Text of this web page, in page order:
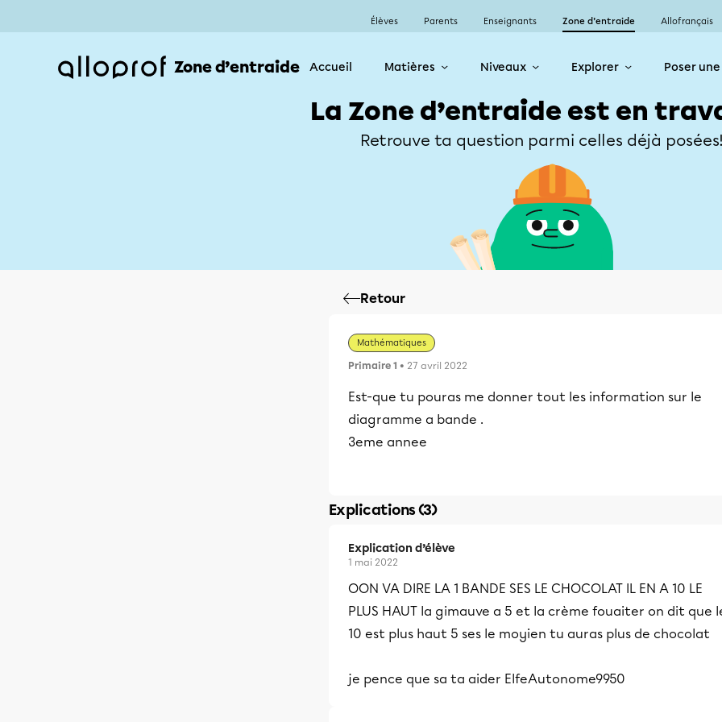
Élèves Parents Enseignants Zone d’entraide Allofrançais
Zone d’entraide Accueil Matières Niveaux Explorer Poser
La Zone d’entraide est en
Retrouve ta question parmi celles déjà
Retour
Mathématiques
Primaire 1 • 27 avril 2022
Est-que tu pouras me donner tout les information sur le
diagramme a bande .
3eme annee
Explications (3)
Explication d’élève
1 mai 2022
OON VA DIRE LA 1 BANDE SES LE CHOCOLAT IL EN A 10 LE
PLUS HAUT la gimauve a 5 et la crème fouaiter on dit que
10 est plus haut 5 ses le moyien tu auras plus de chocolat
je pence que sa ta aider ElfeAutonome9950